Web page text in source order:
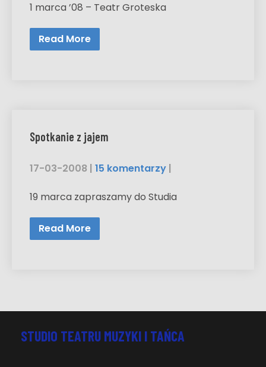
1 marca ’08 – Teatr Groteska
Read More
Spotkanie z jajem
17-03-2008 | 15 komentarzy |
19 marca zapraszamy do Studia
Read More
STUDIO TEATRU MUZYKI I TAŃCA